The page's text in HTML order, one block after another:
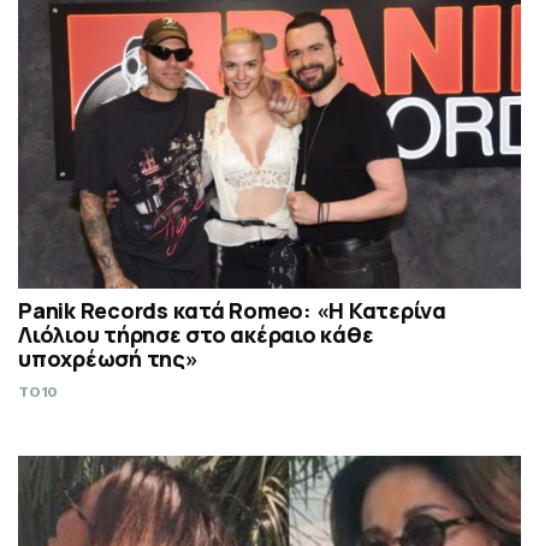
Panik Records κατά Romeo: «Η Κατερίνα
Λιόλιου τήρησε στο ακέραιο κάθε
υποχρέωσή της»
TO10